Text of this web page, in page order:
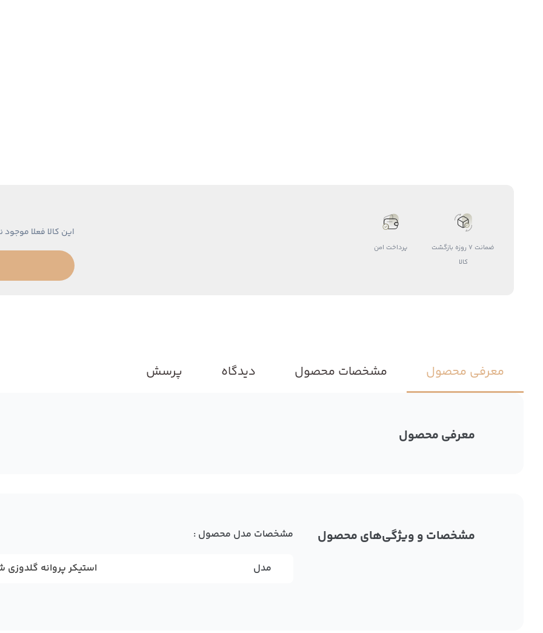
ضمانت 7 روزه بازگشت
کالا
پرداخت امن
این کالا فعلا
معرفی محصول مشخصات محصول دیدگاه پرسش
معرفی محصول
مشخصات و ویژگی‌های محصول مشخصات مدل محصول :
مدل استیکر پروانه گلدوزی